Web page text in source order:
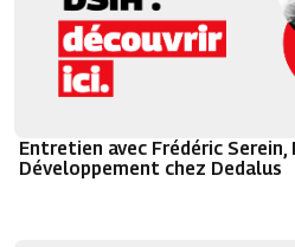
Entretien avec Frédéric Serein,
Développement chez Dedalus